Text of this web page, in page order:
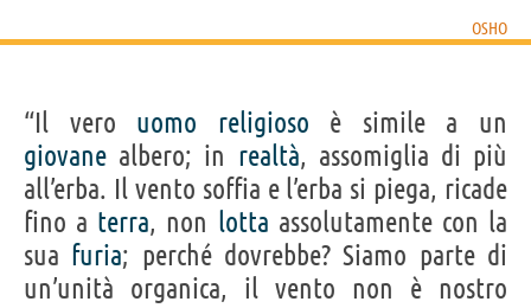
OSHO
“Il vero uomo religioso è simile a un
giovane albero; in realtà, assomiglia di più
all’erba. Il vento soffia e l’erba si piega, ricade
fino a terra, non lotta assolutamente con la
sua furia; perché dovrebbe? Siamo parte di
un’unità organica, il vento non è nostro